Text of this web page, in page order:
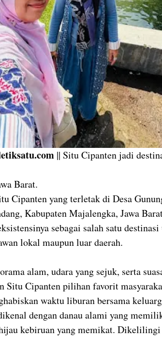
|| Situ Cipanten jadi
Barat.
Cipanten yang terletak di Desa
Kabupaten Majalengka, Jawa
sebagai salah satu
lokal maupun luar daerah.
alam, udara yang sejuk, serta
Situ Cipanten pilihan favorit
waktu liburan bersama
dengan danau alami yang
kebiruan yang memikat.